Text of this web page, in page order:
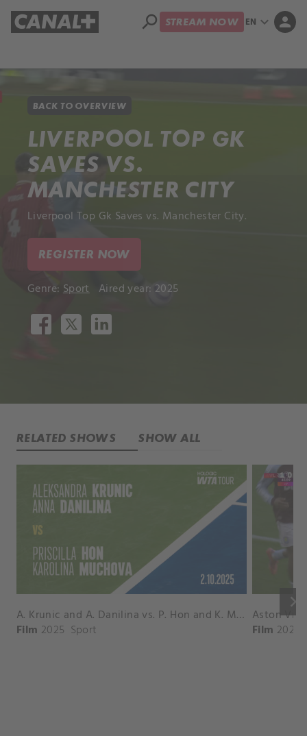
search STREAM NOW EN expand_more person
BACK TO OVERVIEW
LIVERPOOL TOP GK
SAVES VS.
MANCHESTER CITY
Liverpool Top Gk Saves vs. Manchester City.
REGISTER NOW
Genre: Sport Aired year: 2025
RELATED SHOWS SHOW ALL
keyboard_arrow_right
A. Krunic and A. Danilina vs. P. Hon and K. Muchova Match Highlights - BEIJING_Capital Group Diamond ( October 02, 2025)
Film 2025 Sport Film 2026